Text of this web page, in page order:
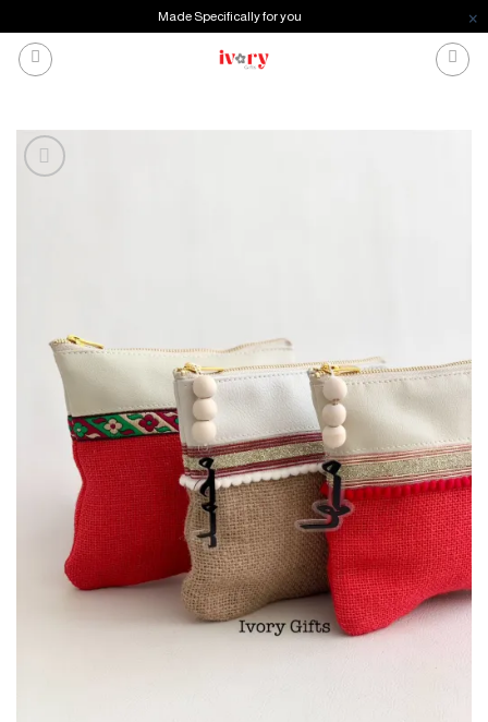
Made Specifically for you
تخطي
للمحتوى